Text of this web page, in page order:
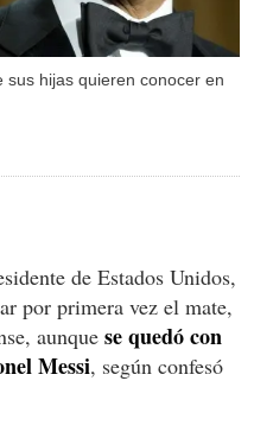
sus hijas quieren conocer en
de Estados Unidos,
por primera vez el mate,
aunque se quedó con
Messi, según confesó